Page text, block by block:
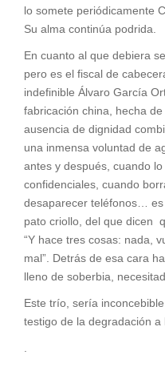
lo somete periódicamente
Su alma continúa podrida.
En cuanto al que debiera
pero es el fiscal de
indefinible Álvaro García
fabricación china, hecha
ausencia de dignidad
una inmensa voluntad de
antes y después, cuando
confidenciales, cuando
desaparecer teléfonos…
pato criollo, del que dicen
“Y hace tres cosas: nada,
mal”. Detrás de esa cara
lleno de soberbia,
Este trío, sería
testigo de la degradación
.